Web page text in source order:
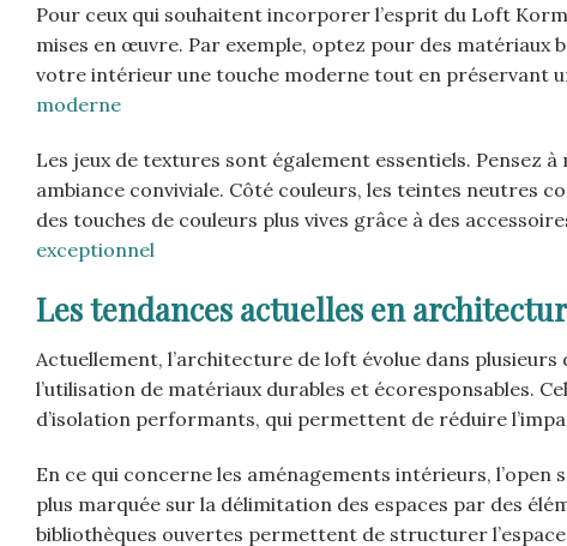
Pour ceux qui souhaitent incorporer l’esprit du Loft
mises en œuvre. Par exemple, optez pour des matériaux
votre intérieur une touche moderne tout en préservant
moderne
Les jeux de textures sont également essentiels. Pensez
ambiance conviviale. Côté couleurs, les teintes neutres
des touches de couleurs plus vives grâce à des
exceptionnel
Les tendances actuelles en
Actuellement, l’architecture de loft évolue dans
l’utilisation de matériaux durables et écoresponsables.
d’isolation performants, qui permettent de réduire
En ce qui concerne les aménagements intérieurs,
plus marquée sur la délimitation des espaces par des
bibliothèques ouvertes permettent de structurer